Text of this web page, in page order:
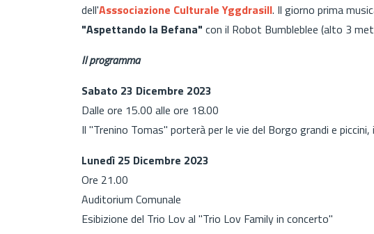
dell'Asssociazione Culturale Yggdrasill. Il giorno prima
"Aspettando la Befana" con il Robot Bumbleblee (alto 3
Il programma
Sabato 23 Dicembre 2023
Dalle ore 15.00 alle ore 18.00
Il "Trenino Tomas" porterà per le vie del Borgo grandi e
Lunedì 25 Dicembre 2023
Ore 21.00
Auditorium Comunale
Esibizione del Trio Lov al "Trio Lov Family in concerto"